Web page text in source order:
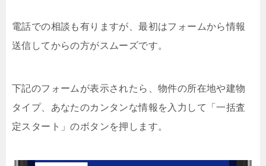
電話での相談も有りますが、最初はフォームから情報
送信してからの方がスムーズです。
下記のフォームが表示されたら、物件の所在地や建物
タイプ、あなたのカンタンな情報を入力して「一括査
定スタート」のボタンを押します。